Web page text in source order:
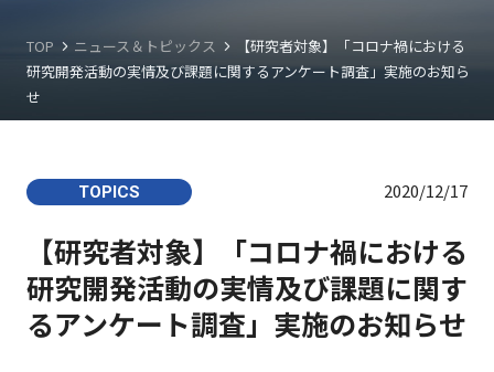
医療機関等コンサルティング
採用情報
TOP ニュース＆トピックス
【研究者対象】「コロナ禍における
研究開発活動の実情及び課題に関するアンケート調査」実施のお知ら
せ
2020/12/17
TOPICS
【研究者対象】「コロナ禍における
研究開発活動の実情及び課題に関す
るアンケート調査」実施のお知らせ